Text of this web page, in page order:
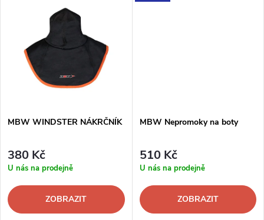
ů
MBW WINDSTER NÁKRČNÍK
380 Kč
U nás na prodejně
ZOBRAZIT
MBW Nepromoky na boty
510 Kč
U nás na prodejně
ZOBRAZIT